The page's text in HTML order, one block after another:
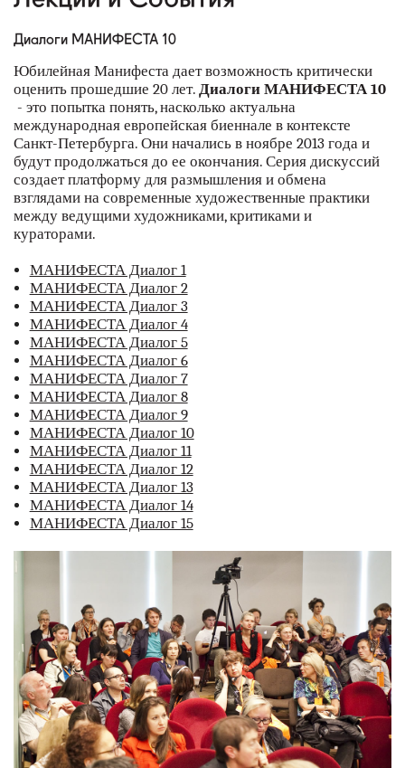
контакты
rus
eng
Диалоги МАНИФЕСТА 10
Юбилейная Манифеста дает возможность критически
оценить прошедшие 20 лет. Диалоги МАНИФЕСТА 10
- это попытка понять, насколько актуальна
международная европейская биеннале в контексте
Санкт-Петербурга. Они начались в ноябре 2013 года и
будут продолжаться до ее окончания. Серия дискуссий
создает платформу для размышления и обмена
взглядами на современные художественные практики
между ведущими художниками, критиками и
кураторами.
МАНИФЕСТА Диалог 1
МАНИФЕСТА Диалог 2
МАНИФЕСТА Диалог 3
МАНИФЕСТА Диалог 4
МАНИФЕСТА Диалог 5
МАНИФЕСТА Диалог 6
МАНИФЕСТА Диалог 7
МАНИФЕСТА Диалог 8
МАНИФЕСТА Диалог 9
МАНИФЕСТА Диалог 10
МАНИФЕСТА Диалог 11
МАНИФЕСТА Диалог 12
МАНИФЕСТА Диалог 13
МАНИФЕСТА Диалог 14
МАНИФЕСТА Диалог 15